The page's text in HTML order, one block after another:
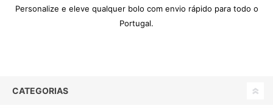
Personalize e eleve qualquer bolo com envio rápido para todo o
Portugal.
CATEGORIAS